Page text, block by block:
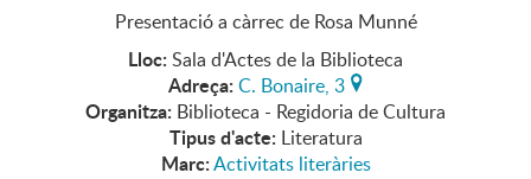
Presentació a càrrec de Rosa Munné
Lloc: Sala d'Actes de la Biblioteca
Adreça: C. Bonaire, 3
Organitza: Biblioteca - Regidoria de Cultura
Tipus d'acte: Literatura
Marc:Activitats literàries